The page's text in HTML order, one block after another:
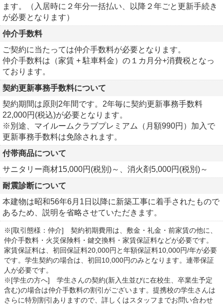
ます。（入居時に２年分一括払い、以降２年ごと更新手続き
が必要となります）
仲介手数料
ご契約に当たっては仲介手数料が必要となります。
仲介手数料は（家賃 + 駐車料金）の１カ月分+消費税となっ
ております。
契約更新事務手数料について
契約期間は原則2年間です。2年毎に契約更新事務手数料
22,000円(税込)が必要となります。
※別途、マイルームクラブプレミアム（月額990円）加入で
更新事務手数料は免除されます。
付帯商品について
サニタリー商材15,000円(税別)～、消火剤5,000円(税別)～
耐震診断について
本建物は昭和56年6月1日以降に新築工事に着手されたもので
あるため、説明を省略させていただきます。
※[取引態様：仲介] 契約初期費用は、敷金・礼金・前家賃の他に、
仲介手数料・火災保険料・鍵交換料・家賃保証料などが必要です。
家賃保証料は、初回保証料20,000円と年額保証料10,000円/年が必要
です。学生契約の場合は、初回10,000円のみとなります。連帯保証
人が必要です。
※[学生の方へ] 学生さんの契約(新入生並びに在校生、卒業生予定
含む)の場合は仲介手数料の割引がございます。提携校の学生さんは
さらに特別割引ありますので、詳しくはスタッフまでお問い合わせ